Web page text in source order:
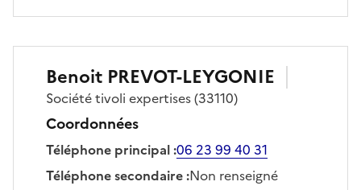
Benoit PREVOT-LEYGONIE
Sociététivoli expertises(33110)
Coordonnées
Téléphone principal:06 23 99 40 31
Téléphone secondaire:Non renseigné